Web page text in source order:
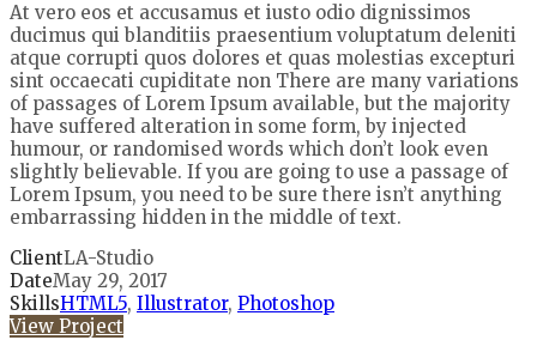
At vero eos et accusamus et iusto odio dignissimos
ducimus qui blanditiis praesentium voluptatum deleniti
atque corrupti quos dolores et quas molestias excepturi
sint occaecati cupiditate non There are many variations
of passages of Lorem Ipsum available, but the majority
have suffered alteration in some form, by injected
humour, or randomised words which don’t look even
slightly believable. If you are going to use a passage of
Lorem Ipsum, you need to be sure there isn’t anything
embarrassing hidden in the middle of text.
ClientLA-Studio
DateMay 29, 2017
SkillsHTML5, Illustrator, Photoshop
View Project